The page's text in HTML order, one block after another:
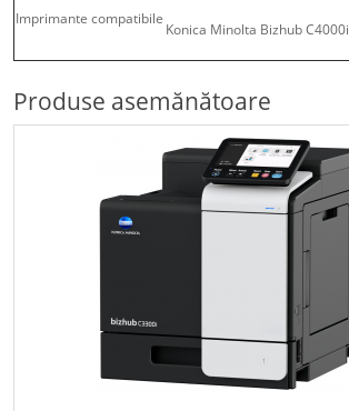
Imprimante compatibile
Konica Minolta Bizhub C4000i
Produse asemănătoare